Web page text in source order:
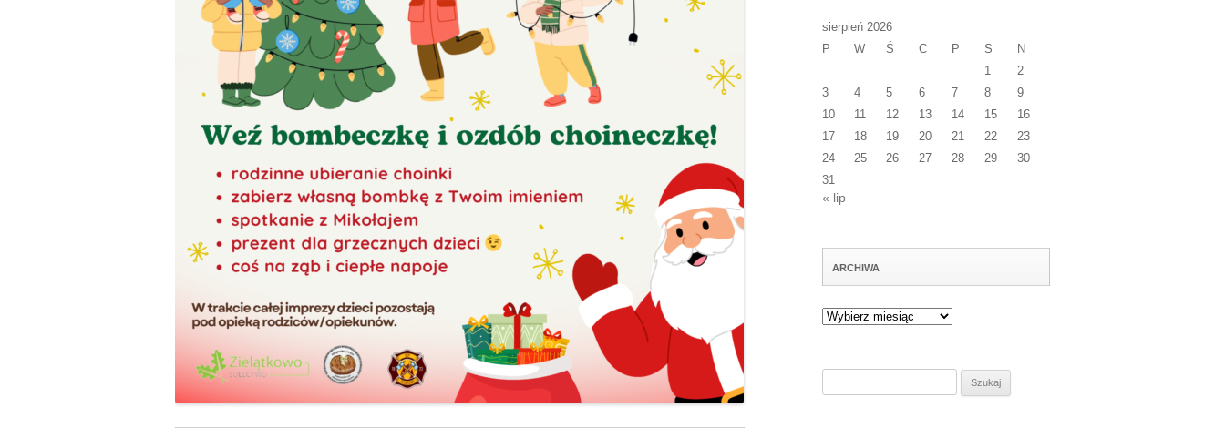
sierpień 2026
P
W Ś C P S
N
1
2
3
4 5 6 7 8
9
10
11 12 13 14 15
16
17
18 19 20 21 22
23
24
25 26 27 28 29
30
31
« lip
ARCHIWA
Archiwa